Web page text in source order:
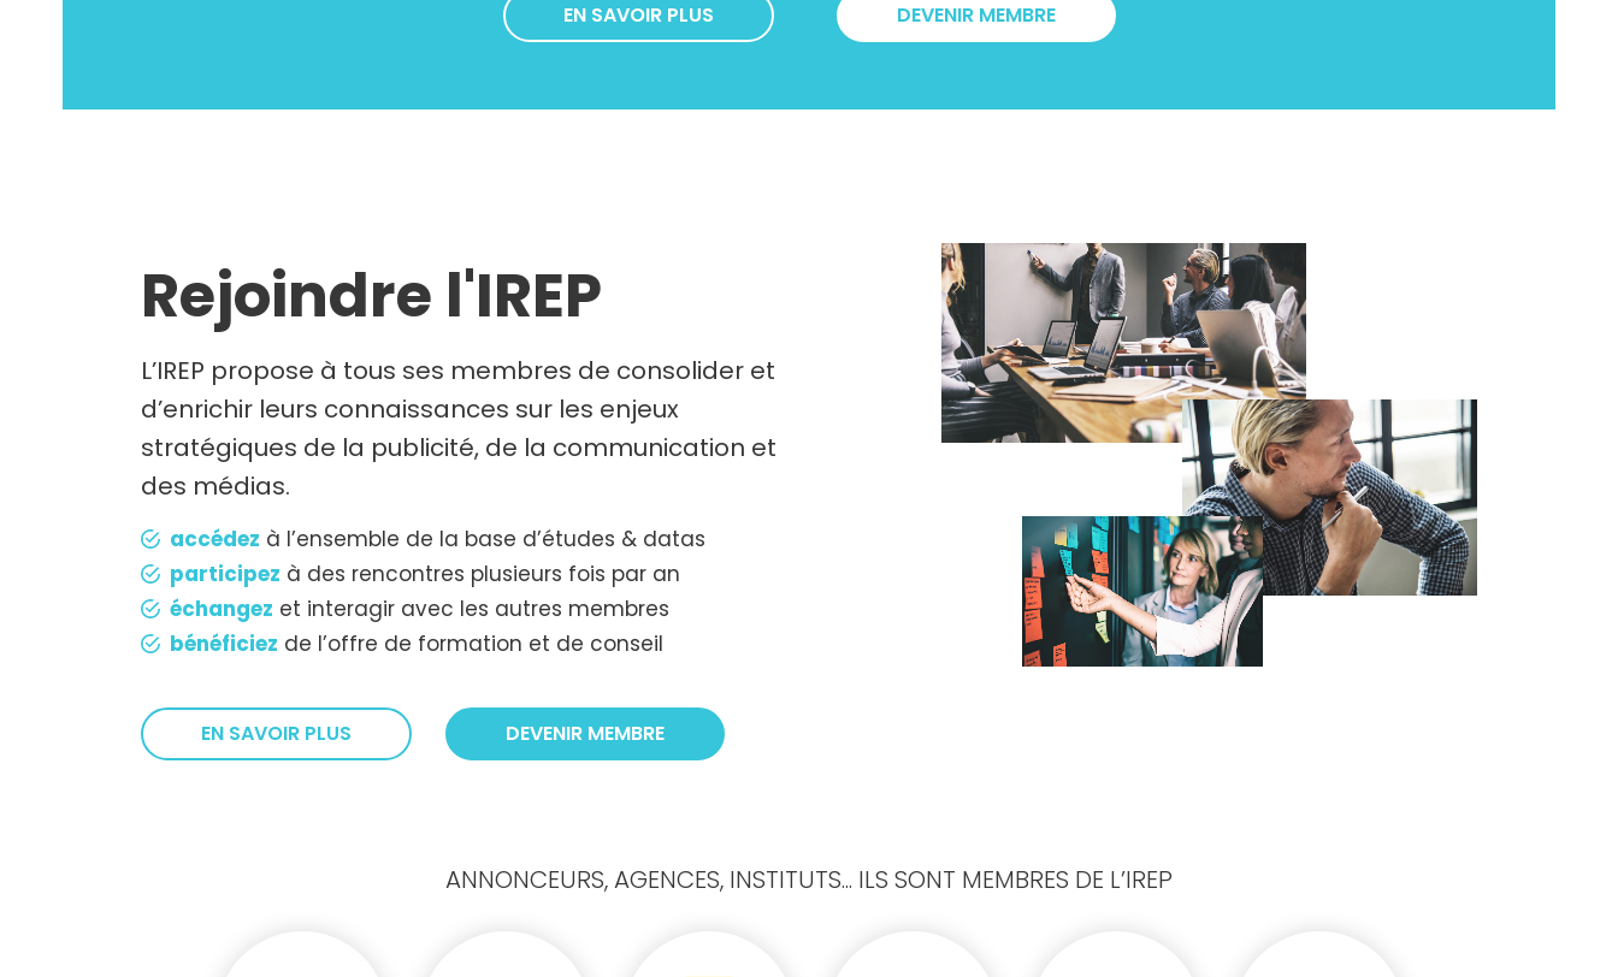
EN SAVOIR PLUS DEVENIR MEMBRE
Rejoindre l'IREP
L’IREP propose à tous ses membres de consolider et
d’enrichir leurs connaissances sur les enjeux
stratégiques de la publicité, de la communication et
des médias.
accédez à l’ensemble de la base d’études & datas
participez à des rencontres plusieurs fois par an
échangez et interagir avec les autres membres
bénéficiez de l’offre de formation et de conseil
EN SAVOIR PLUS DEVENIR MEMBRE
ANNONCEURS, AGENCES, INSTITUTS... ILS SONT MEMBRES DE L’IREP